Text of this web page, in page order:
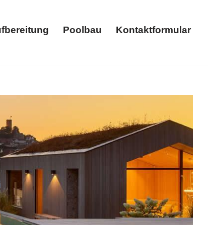
Poolbau Kontaktformular
MASSAR, Ihr Poolbauer bietet ✓Whirlpool,